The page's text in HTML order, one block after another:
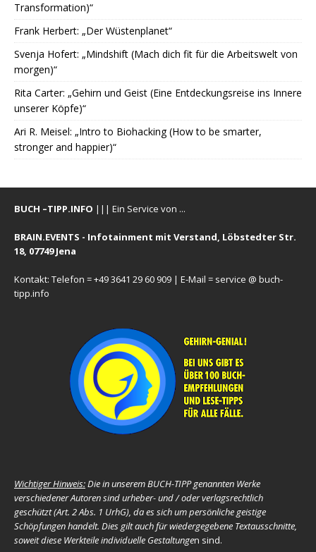
Transformation)“
Frank Herbert: „Der Wüstenplanet“
Svenja Hofert: „Mindshift (Mach dich fit für die Arbeitswelt von
morgen)“
Rita Carter: „Gehirn und Geist (Eine Entdeckungsreise ins Innere
unserer Köpfe)“
Ari R. Meisel: „Intro to Biohacking (How to be smarter,
stronger and happier)“
BUCH –TIPP.INFO ||| Ein Service von ...
BRAIN.EVENTS - Infotainment mit Verstand, Löbstedter Str.
18, 07749 Jena
Kontakt: Telefon = +49 3641 29 60 909 | E-Mail = service @ buch-
tipp.info
Wichtiger Hinweis:Die in unserem BUCH-TIPP genannten Werke
verschiedener Autoren sind urheber- und / oder verlagsrechtlich
geschützt (Art. 2 Abs. 1 UrhG), da es sich um persönliche geistige
Schöpfungen handelt. Dies gilt auch für wiedergegebene Textausschnitte,
soweit diese Werkteile individuelle Gestaltungen sind.